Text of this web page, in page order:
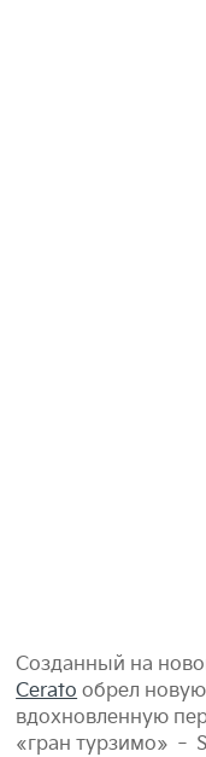
Созданный на
Cerato обрел
вдохновленную
«гран турзимо» ‑